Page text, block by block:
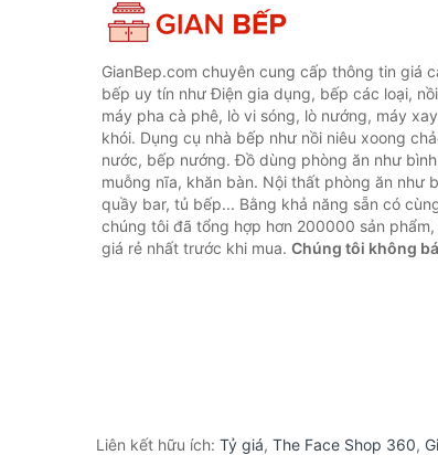
GianBep.com chuyên cung cấp thông tin giá
bếp uy tín như Điện gia dụng, bếp các loại,
máy pha cà phê, lò vi sóng, lò nướng, máy
khói. Dụng cụ nhà bếp như nồi niêu xoong
nước, bếp nướng. Đồ dùng phòng ăn như
muỗng nĩa, khăn bàn. Nội thất phòng ăn như
quầy bar, tủ bếp... Bằng khả năng sẵn có
chúng tôi đã tổng hợp hơn 200000 sản
giá rẻ nhất trước khi mua. Chúng tôi không
Liên kết hữu ích: Tỷ giá, The Face Shop 360,